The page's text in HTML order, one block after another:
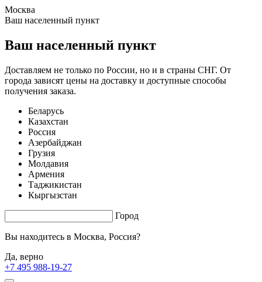
Москва
Ваш населенный пункт
Ваш населенный пункт
Доставляем не только по России, но и в страны СНГ. От
города зависят цены на доставку и доступные способы
получения заказа.
Беларусь
Казахстан
Россия
Азербайджан
Грузия
Молдавия
Армения
Таджикистан
Кыргызстан
Город
Вы находитесь в Москва, Россия?
Да, верно
+7 495 988-19-27